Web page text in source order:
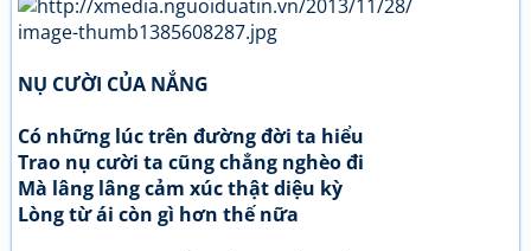
NỤ CƯỜI CỦA NẮNG
Có những lúc trên đường đời ta hiểu
Trao nụ cười ta cũng chẳng nghèo đi
Mà lâng lâng cảm xúc thật diệu kỳ
Lòng từ ái còn gì hơn thế nữa